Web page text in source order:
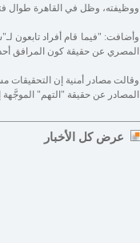
ووظيفته، وظل في القاهرة طوال
وأضافت: "فيما قام أفراد تابعون
المصري عن حقيقة كون المرافق
وقالت مصادر أمنية إن التحقيقات
المصادر عن حقيقة "التهم"
عرض كل الأخبار